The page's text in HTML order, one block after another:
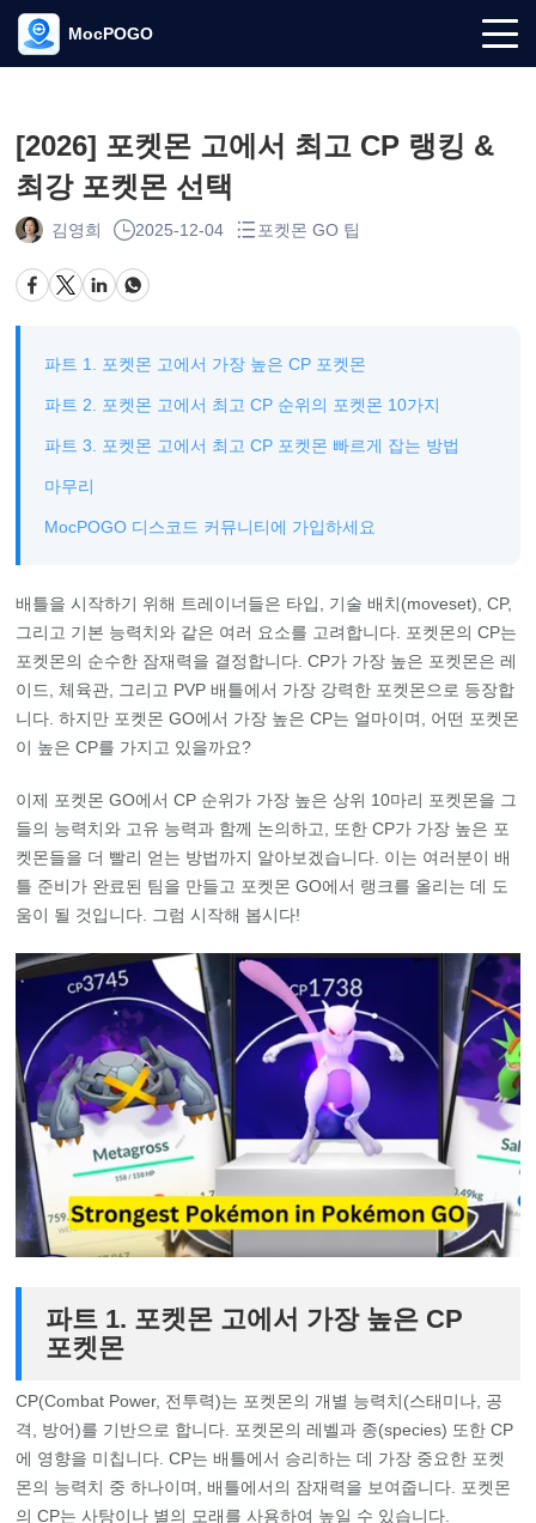
MocPOGO
[2026] 포켓몬 고에서 최고 CP 랭킹 &
최강 포켓몬 선택
김영희 2025-12-04 포켓몬 GO 팁
파트 1. 포켓몬 고에서 가장 높은 CP 포켓몬
파트 2. 포켓몬 고에서 최고 CP 순위의 포켓몬 10가지
파트 3. 포켓몬 고에서 최고 CP 포켓몬 빠르게 잡는 방법
마무리
MocPOGO 디스코드 커뮤니티에 가입하세요
배틀을 시작하기 위해 트레이너들은 타입, 기술 배치(moveset), CP,
그리고 기본 능력치와 같은 여러 요소를 고려합니다. 포켓몬의 CP는
포켓몬의 순수한 잠재력을 결정합니다. CP가 가장 높은 포켓몬은 레
이드, 체육관, 그리고 PVP 배틀에서 가장 강력한 포켓몬으로 등장합
니다. 하지만 포켓몬 GO에서 가장 높은 CP는 얼마이며, 어떤 포켓몬
이 높은 CP를 가지고 있을까요?
이제 포켓몬 GO에서 CP 순위가 가장 높은 상위 10마리 포켓몬을 그
들의 능력치와 고유 능력과 함께 논의하고, 또한 CP가 가장 높은 포
켓몬들을 더 빨리 얻는 방법까지 알아보겠습니다. 이는 여러분이 배
틀 준비가 완료된 팀을 만들고 포켓몬 GO에서 랭크를 올리는 데 도
움이 될 것입니다. 그럼 시작해 봅시다!
파트 1. 포켓몬 고에서 가장 높은 CP
포켓몬
CP(Combat Power, 전투력)는 포켓몬의 개별 능력치(스태미나, 공
격, 방어)를 기반으로 합니다. 포켓몬의 레벨과 종(species) 또한 CP
에 영향을 미칩니다. CP는 배틀에서 승리하는 데 가장 중요한 포켓
몬의 능력치 중 하나이며, 배틀에서의 잠재력을 보여줍니다. 포켓몬
의 CP는 사탕이나 별의 모래를 사용하여 높일 수 있습니다.